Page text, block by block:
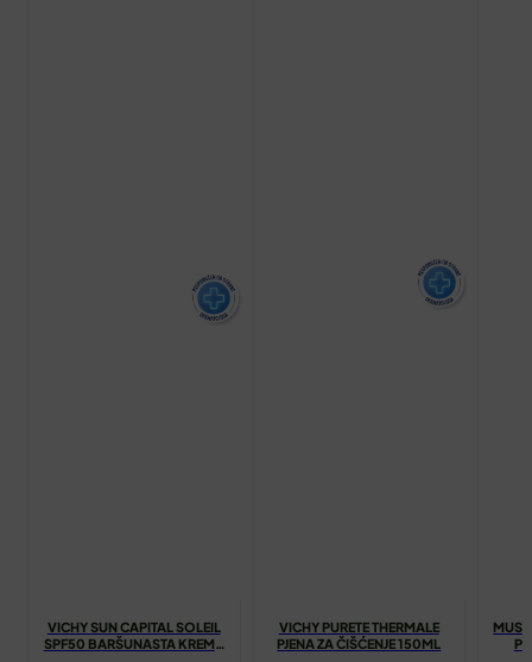
VICHY SUN CAPITAL SOLEIL
SPF50 BARŠUNASTA KREMA
VICHY PURETE THERMALE
PJENA ZA ČIŠĆENJE 150ML